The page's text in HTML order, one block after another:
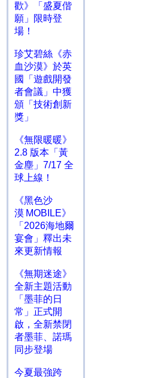
歡》「盛夏偕
願」限時登
場！
珍艾碧絲《赤
血沙漠》於英
國「遊戲開發
者會議」中獲
頒「技術創新
獎」
《無限暖暖》
2.8 版本「黃
金塵」7/17 全
球上線！
《黑色沙
漠 MOBILE》
「2026海地爾
宴會」釋出未
來更新情報
《無期迷途》
全新主題活動
「墨菲的日
常」正式開
啟，全新禁閉
者墨菲、諾瑪
同步登場
今夏最強跨